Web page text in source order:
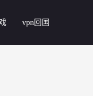
vpn回国